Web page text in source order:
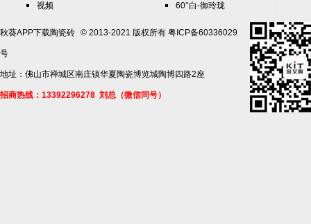
视频
团队风采
60°白-御玲珑
秋葵APP下载陶瓷砖 © 2013-2021 版权所有 粤ICP备60336029
号
地址：佛山市禅城区南庄镇华夏陶瓷博览城陶博四路2座
招商热线：13392296278 刘总（微信同号）